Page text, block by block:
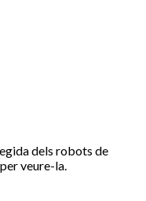
dels robots de
veure-la.